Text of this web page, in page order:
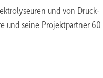
und von Druck-
und seine Projektpartner 60